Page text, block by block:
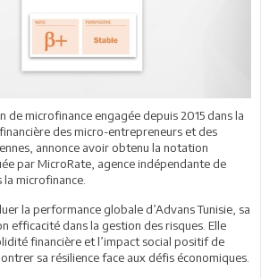
de microfinance engagée depuis 2015 dans la
des micro-entrepreneurs et des
annonce avoir obtenu la notation
par MicroRate, agence indépendante de
microfinance.
la performance globale d’Advans Tunisie, sa
efficacité dans la gestion des risques. Elle
financière et l’impact social positif de
sa résilience face aux défis économiques.